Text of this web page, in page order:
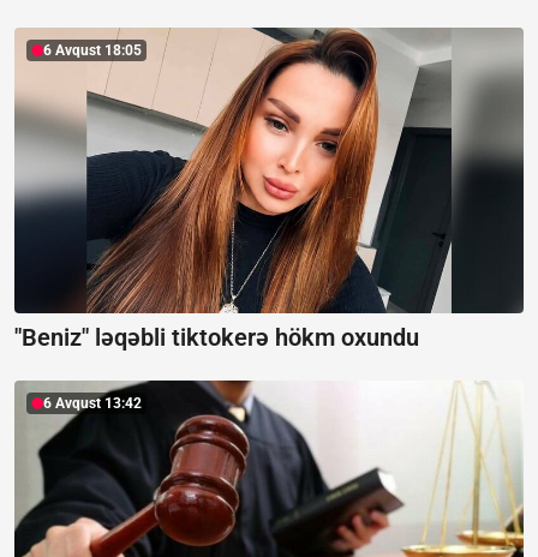
6 Avqust 18:05
"Beniz" ləqəbli tiktokerə hökm oxundu
6 Avqust 13:42